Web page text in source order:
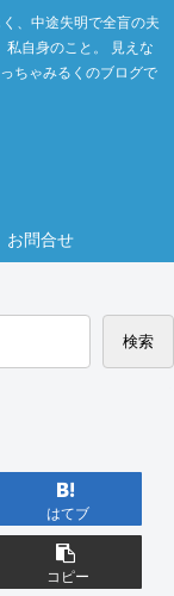
、中途失明で全盲の夫
私自身のこと。 見えな
ちゃみるくのブログで
お問合せ
検索
はてブ
コピー